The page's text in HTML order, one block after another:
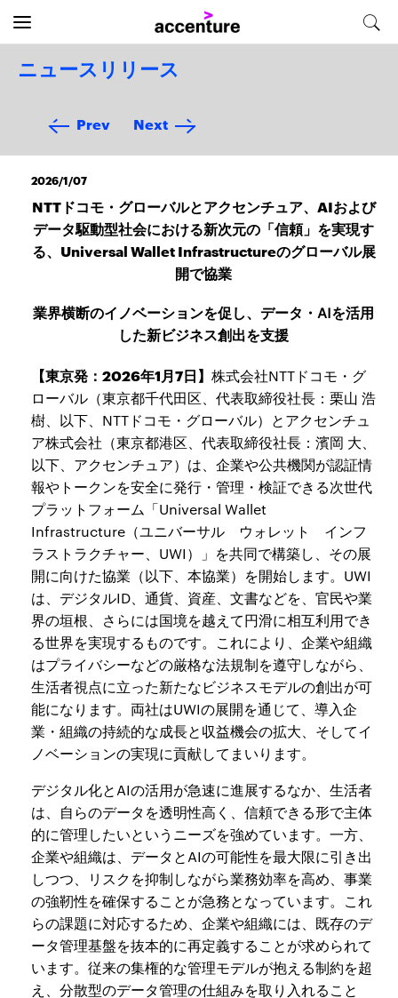
ニュースリリース
Prev Next
2026/1/07
NTTドコモ・グローバルとアクセンチュア、AIおよび
データ駆動型社会における新次元の「信頼」を実現す
る、Universal Wallet Infrastructureのグローバル展
開で協業
業界横断のイノベーションを促し、データ・AIを活用
した新ビジネス創出を支援
【東京発：2026年1月7日】 株式会社NTTドコモ・グ
ローバル（東京都千代田区、代表取締役社長：栗山 浩
樹、以下、NTTドコモ・グローバル）とアクセンチュ
ア株式会社（東京都港区、代表取締役社長：濱岡 大、
以下、アクセンチュア）は、企業や公共機関が認証情
報やトークンを安全に発行・管理・検証できる次世代
プラットフォーム「Universal Wallet
Infrastructure（ユニバーサル ウォレット インフ
ラストラクチャー、UWI）」を共同で構築し、その展
開に向けた協業（以下、本協業）を開始します。UWI
は、デジタルID、通貨、資産、文書などを、官民や業
界の垣根、さらには国境を越えて円滑に相互利用でき
る世界を実現するものです。これにより、企業や組織
はプライバシーなどの厳格な法規制を遵守しながら、
生活者視点に立った新たなビジネスモデルの創出が可
能になります。両社はUWIの展開を通じて、導入企
業・組織の持続的な成長と収益機会の拡大、そしてイ
ノベーションの実現に貢献してまいります。
デジタル化とAIの活用が急速に進展するなか、生活者
は、自らのデータを透明性高く、信頼できる形で主体
的に管理したいというニーズを強めています。一方、
企業や組織は、データとAIの可能性を最大限に引き出
しつつ、リスクを抑制しながら業務効率を高め、事業
の強靭性を確保することが急務となっています。これ
らの課題に対応するため、企業や組織には、既存のデ
ータ管理基盤を抜本的に再定義することが求められて
います。従来の集権的な管理モデルが抱える制約を超
え、分散型のデータ管理の仕組みを取り入れること